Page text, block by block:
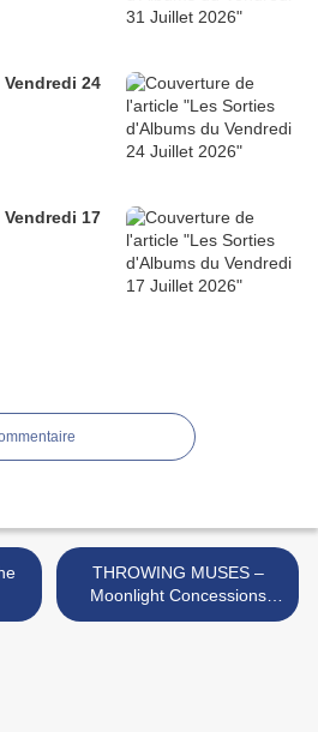
24
17
THROWING MUSES –
Moonlight Concessions
(2025) >